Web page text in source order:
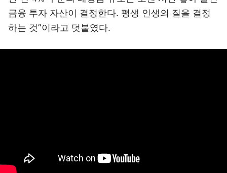
금융 투자 자산이 결정한다. 평생 인생의 질을 결정
하는 것”이라고 덧붙였다.